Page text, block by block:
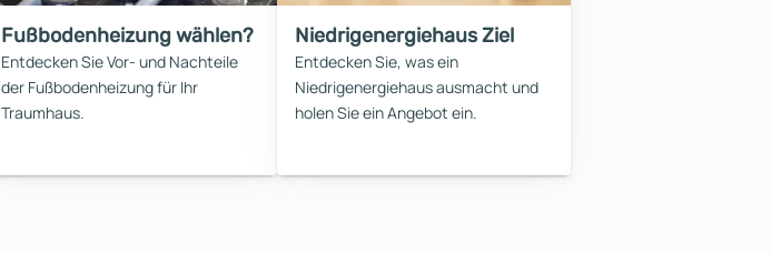
Fußbodenheizung wählen?
Entdecken Sie Vor- und Nachteile
der Fußbodenheizung für Ihr
Traumhaus.
Niedrigenergiehaus Ziel
Entdecken Sie, was ein
Niedrigenergiehaus ausmacht und
holen Sie ein Angebot ein.